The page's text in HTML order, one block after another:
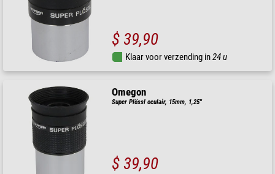
$ 39,90
Klaar voor verzending in24 u
Omegon
Super Plössl oculair, 15mm, 1,25''
$ 39,90